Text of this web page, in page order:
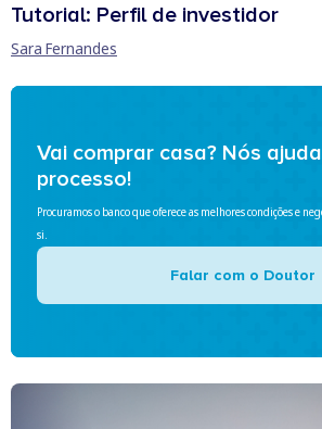
Tutorial: Perfil de investidor
Sara Fernandes
Vai comprar casa? Nós
processo!
Procuramos o banco que oferece as melhores condições e
si.
Falar com o Doutor